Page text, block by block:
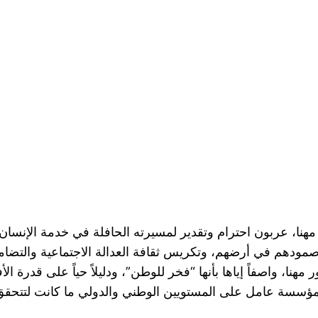
مهنا، عربون احترام وتقدير لمسيرته الحافلة في خدمة
في أرضهم، وتكريس ثقافة العدالة الاجتماعية
واصفاً إياها بأنها “فخر للوطن”، ودليلاً حياً على قدرة
عامل على المستويين الوطني والدولي ما كانت لتتحقق